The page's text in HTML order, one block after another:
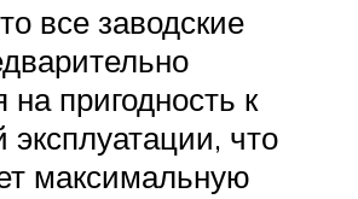
все заводские
на пригодность к
что
максимальную